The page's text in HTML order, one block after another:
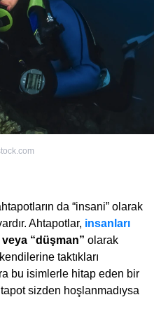
da “insani” olarak
Ahtapotlar, insanları
“düşman” olarak
taktıkları
bu isimlerle hitap eden bir
sizden hoşlanmadıysa